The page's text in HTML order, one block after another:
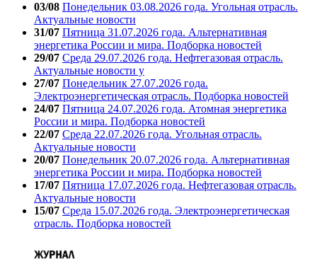
03/08 Понедельник 03.08.2026 года. Угольная отрасль.
Актуальные новости
31/07 Пятница 31.07.2026 года. Альтернативная
энергетика России и мира. Подборка новостей
29/07 Среда 29.07.2026 года. Нефтегазовая отрасль.
Актуальные новости у
27/07 Понедельник 27.07.2026 года.
Электроэнергетическая отрасль. Подборка новостей
24/07 Пятница 24.07.2026 года. Атомная энергетика
России и мира. Подборка новостей
22/07 Среда 22.07.2026 года. Угольная отрасль.
Актуальные новости
20/07 Понедельник 20.07.2026 года. Альтернативная
энергетика России и мира. Подборка новостей
17/07 Пятница 17.07.2026 года. Нефтегазовая отрасль.
Актуальные новости
15/07 Среда 15.07.2026 года. Электроэнергетическая
отрасль. Подборка новостей